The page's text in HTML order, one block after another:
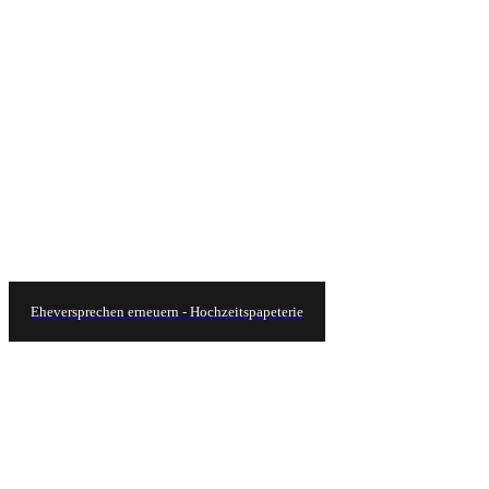
Eheversprechen erneuern - Hochzeitspapeterie